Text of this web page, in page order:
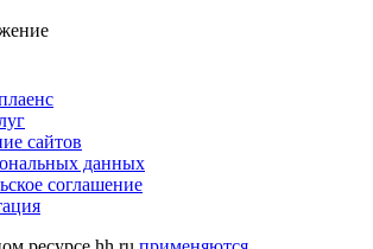
сайтов
данных
соглашение